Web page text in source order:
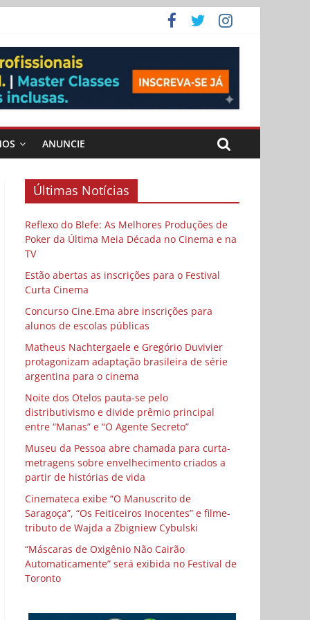
ANUNCIE
Últimas Notícias
Reflexo do Blefe: As Melhores Produções de
Poker da Última Meia Década no Cinema e na
TV
Estão abertas as inscrições para o Festival
Curta Cinema
Concurso Cine.Ema abre inscrições para
alunos de escolas públicas
Matheus Nachtergaele e Gregório Duvivier
protagonizam adaptação brasileira de série
argentina para o cinema
Noite dos Otelos pauta-se pelo
distributivismo e divide prêmio principal
entre “Manas” e “O Agente Secreto”
Museu da Pessoa abre chamada para curta-
metragens sobre envelhecimento criados a
partir de histórias de vida
Cinemateca exibe “O Manuscrito de
Saragoça”, “Os Feiticeiros Inocentes” e filme-
tributo de Wajda a Zbigniew Cybulski
“Máscaras de Oxigênio Não Cairão
Automaticamente” será exibida no Festival de
Toronto